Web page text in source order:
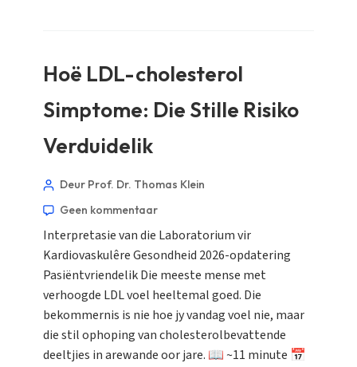
Hoë LDL-cholesterol
Simptome: Die Stille Risiko
Verduidelik
Deur Prof. Dr. Thomas Klein
Geen kommentaar
Interpretasie van die Laboratorium vir
Kardiovaskulêre Gesondheid 2026-opdatering
Pasiëntvriendelik Die meeste mense met
verhoogde LDL voel heeltemal goed. Die
bekommernis is nie hoe jy vandag voel nie, maar
die stil ophoping van cholesterolbevattende
deeltjies in arewande oor jare. 📖 ~11 minute 📅